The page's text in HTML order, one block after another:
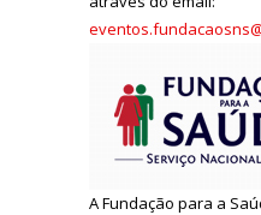
A Fundação para a